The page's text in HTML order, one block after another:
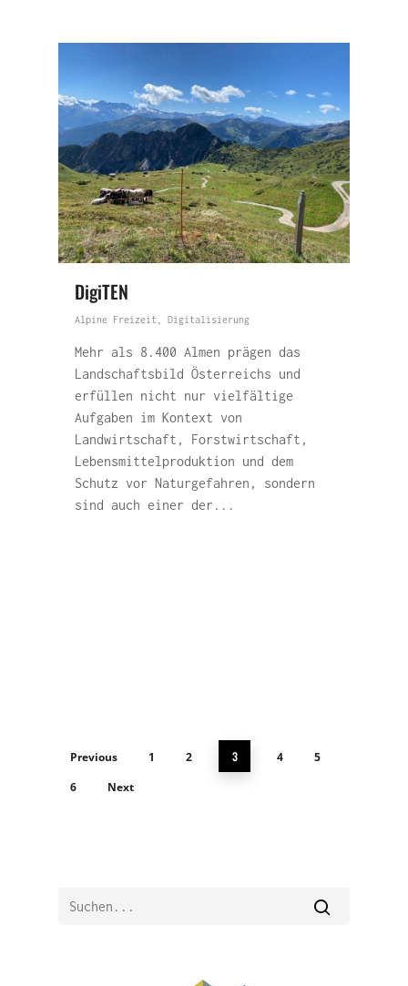
DigiTEN
Alpine Freizeit Digitalisierung
Mehr als 8.400 Almen prägen das
Landschaftsbild Österreichs und
erfüllen nicht nur vielfältige
Aufgaben im Kontext von
Landwirtschaft, Forstwirtschaft,
Lebensmittelproduktion und dem
Schutz vor Naturgefahren, sondern
sind auch einer der...
Previous 1 2 3 4
5
6
Next